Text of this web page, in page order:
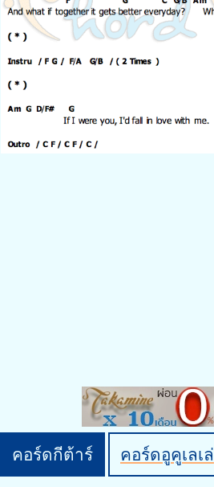
คอร์ดกีต้าร์ คอร์ดอูคูเลเล่